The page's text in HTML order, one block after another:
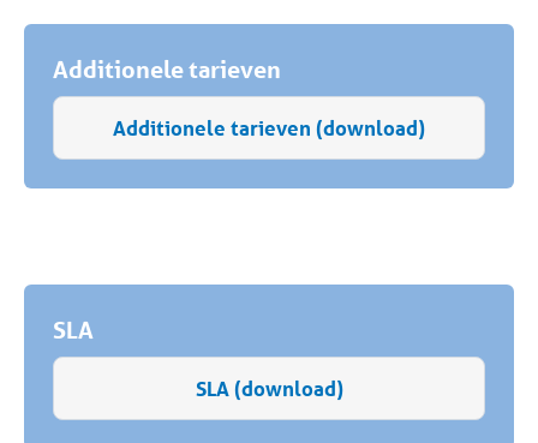
Additionele tarieven
Additionele tarieven (download)
SLA
SLA (download)